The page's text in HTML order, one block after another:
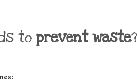
to prevent waste?